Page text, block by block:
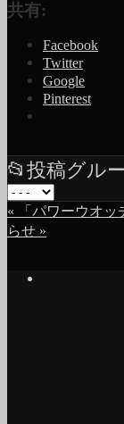
共有:
Facebook
Twitter
Google
Pinterest
📂 投稿グル
« 「パワーウオッ
らせ »